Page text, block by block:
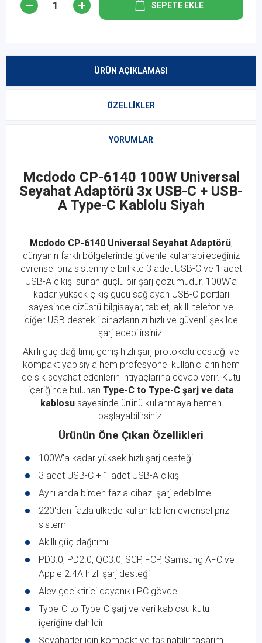
SEPETE EKLE
ÜRÜN AÇIKLAMASI
ÖZELLIKLER
YORUMLAR
Mcdodo CP-6140 100W Universal
Seyahat Adaptörü 3x USB-C + USB-
A Type-C Kablolu Siyah
Mcdodo CP-6140 Universal Seyahat Adaptörü,
dünyanın farklı bölgelerinde güvenle kullanabileceğiniz
evrensel priz sistemiyle birlikte 3 adet USB-C ve 1 adet
USB-A çıkışı sunan güçlü bir şarj çözümüdür. 100W'a
kadar yüksek çıkış gücü sağlayan USB-C portları
sayesinde dizüstü bilgisayar, tablet, akıllı telefon ve
diğer USB destekli cihazlarınızı hızlı ve güvenli şekilde
şarj edebilirsiniz.
Akıllı güç dağıtımı, geniş hızlı şarj protokolü desteği ve
kompakt yapısıyla hem profesyonel kullanıcıların hem
de sık seyahat edenlerin ihtiyaçlarına cevap verir. Kutu
içeriğinde bulunan Type-C to Type-C şarj ve data
kablosu sayesinde ürünü kullanmaya hemen
başlayabilirsiniz.
Ürünün Öne Çıkan Özellikleri
100W'a kadar yüksek hızlı şarj desteği
3 adet USB-C + 1 adet USB-A çıkışı
Aynı anda birden fazla cihazı şarj edebilme
220'den fazla ülkede kullanılabilen evrensel priz
sistemi
Akıllı güç dağıtımı
PD3.0, PD2.0, QC3.0, SCP, FCP, Samsung AFC ve
Apple 2.4A hızlı şarj desteği
Alev geciktirici dayanıklı PC gövde
Type-C to Type-C şarj ve veri kablosu kutu
içeriğine dahildir
Seyahatler için kompakt ve taşınabilir tasarım